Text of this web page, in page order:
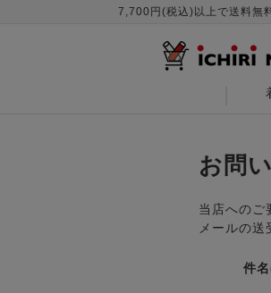
7,700円(税込)以上で送料無
お問
当店へのご
メールの送
件